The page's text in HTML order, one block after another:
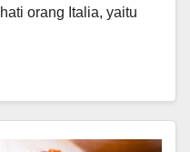
orang Italia, yaitu